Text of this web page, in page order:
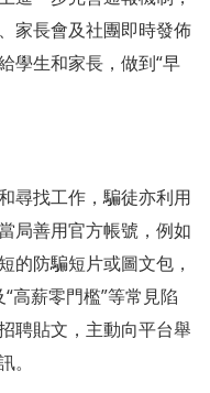
家長會及社團即時發佈
學生和家長，做到“早
尋找工作，騙徒亦利用
局善用官方帳號，例如
的防騙短片或圖文包，
高薪零門檻”等常見陷
聘貼文，主動向平台舉